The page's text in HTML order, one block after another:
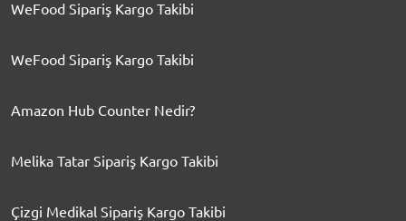
WeFood Sipariş Kargo Takibi
WeFood Sipariş Kargo Takibi
Amazon Hub Counter Nedir?
Melika Tatar Sipariş Kargo Takibi
Çizgi Medikal Sipariş Kargo Takibi